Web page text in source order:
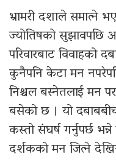
भ्रामरी दशाले समात्ने
ज्योतिषको सुझावपछि
परिवारबाट विवाहको
कुनैपनि केटा मन
निश्चल बस्नेतलाई मन
बसेको छ । यो
कस्तो संघर्ष गर्नुपर्छ
दर्शकको मन जित्ने